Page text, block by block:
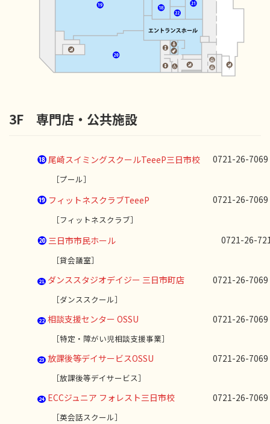
3F 専門店・公共施設
⓲尾崎スイミングスクールTeeeP三日市校 0721-26-7069
［プール］
⓳ フィットネスクラブTeeeP 0721-26-7069
［フィットネスクラブ］
⓴ 三日市市民ホール 0721-
［貸会議室］
21 ダンススタジオデイジー 三日市町店 0721-26-7069
［ダンススクール］
22 相談支援センター OSSU 0721-26-7069
［特定・障がい児相談支援事業］
23 放課後等デイサービスOSSU 0721-26-7069
［放課後等デイサービス］
24 ECCジュニア フォレスト三日市校 0721-26-7069
［英会話スクール］